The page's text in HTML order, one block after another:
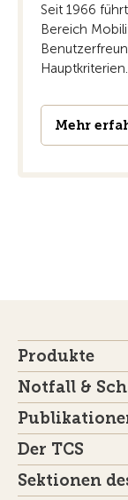
Seit 1966
Bereich
Hauptkriterien.
Mehr
Produkte
Notfall &
Der TCS
Sektionen